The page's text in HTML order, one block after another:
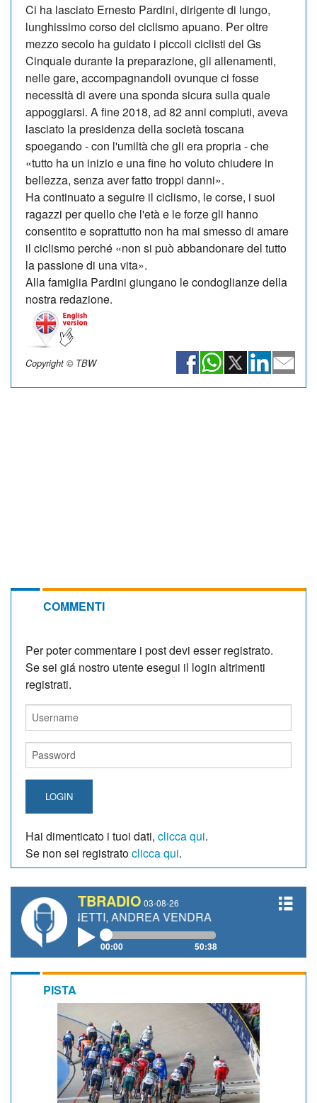
Ci ha lasciato Ernesto Pardini, dirigente di lungo,
lunghissimo corso del ciclismo apuano. Per oltre
mezzo secolo ha guidato i piccoli ciclisti del Gs
Cinquale durante la preparazione, gli allenamenti,
nelle gare, accompagnandoli ovunque ci fosse
necessità di avere una sponda sicura sulla quale
appoggiarsi. A fine 2018, ad 82 anni compiuti, aveva
lasciato la presidenza della società toscana
spoegando - con l'umiltà che gli era propria - che
«tutto ha un inizio e una fine ho voluto chiudere in
bellezza, senza aver fatto troppi danni».
Ha continuato a seguire il ciclismo, le corse, i suoi
ragazzi per quello che l'età e le forze gli hanno
consentito e soprattutto non ha mai smesso di amare
il ciclismo perché «non si può abbandonare del tutto
la passione di una vita».
Alla famiglia Pardini giungano le condoglianze della
nostra redazione.
Copyright © TBW
COMMENTI
Per poter commentare i post devi esser registrato.
Se sei giá nostro utente esegui il login altrimenti
registrati.
LOGIN
Hai dimenticato i tuoi dati, clicca qui.
Se non sei registratoclicca qui.
TBRADIO 03-08-26
ANDREA VENDRAME, FILIPPO FIORELLI
00:00 50:38
PISTA